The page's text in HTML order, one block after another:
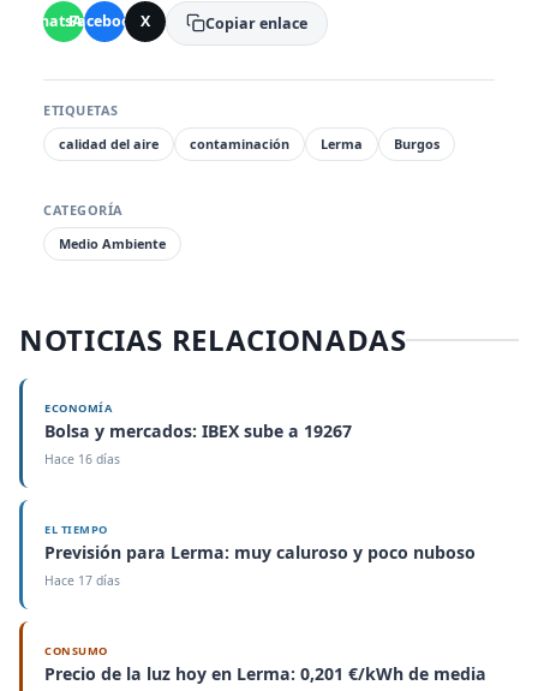
WhatsApp
Facebook X Copiar enlace
ETIQUETAS
calidad del aire
contaminación Lerma Burgos
CATEGORÍA
Medio Ambiente
NOTICIAS RELACIONADAS
ECONOMÍA
Bolsa y mercados: IBEX sube a 19267
Hace 16 días
EL TIEMPO
Previsión para Lerma: muy caluroso y poco nuboso
Hace 17 días
CONSUMO
Precio de la luz hoy en Lerma: 0,201 €/kWh de media